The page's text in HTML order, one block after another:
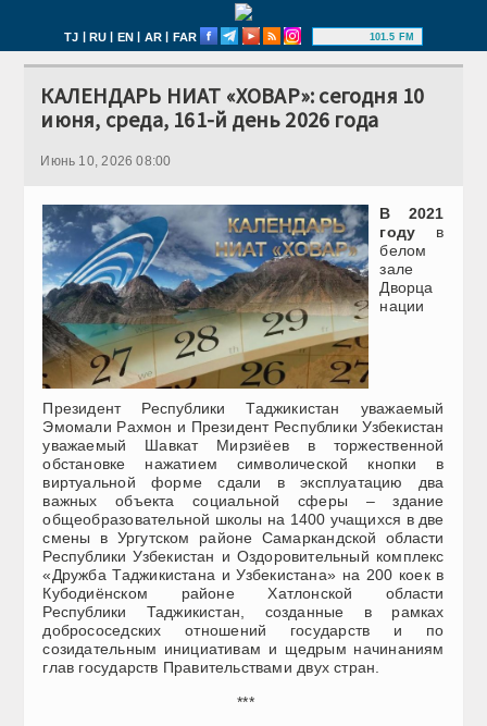
TJ | RU | EN | AR | FAR 101.5 FM
КАЛЕНДАРЬ НИАТ «ХОВАР»: сегодня 10
июня, среда, 161-й день 2026 года
Июнь 10, 2026 08:00
В 2021
году в
белом
зале
Дворца
нации
Президент Республики Таджикистан уважаемый
Эмомали Рахмон и Президент Республики Узбекистан
уважаемый Шавкат Мирзиёев в торжественной
обстановке нажатием символической кнопки в
виртуальной форме сдали в эксплуатацию два
важных объекта социальной сферы – здание
общеобразовательной школы на 1400 учащихся в две
смены в Ургутском районе Самаркандской области
Республики Узбекистан и Оздоровительный комплекс
«Дружба Таджикистана и Узбекистана» на 200 коек в
Кубодиёнском районе Хатлонской области
Республики Таджикистан, созданные в рамках
добрососедских отношений государств и по
созидательным инициативам и щедрым начинаниям
глав государств Правительствами двух стран.
***